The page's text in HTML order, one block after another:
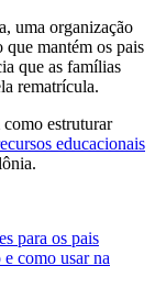
uma organização
que mantém os pais
que as famílias
rematrícula.
estruturar
educacionais
para os pais
como usar na